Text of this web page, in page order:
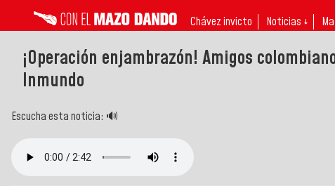
Chávez invicto Noticias ↓
¡Operación enjambrazón! Amigos
Inmundo
Escucha esta noticia: 🔊